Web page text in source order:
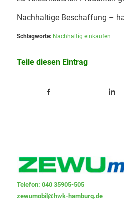
Nachhaltige Beschaffung –
Schlagworte: Nachhaltig einkaufen
Teile diesen Eintrag
Telefon: 040 35905-505
zewumobil@hwk-hamburg.de